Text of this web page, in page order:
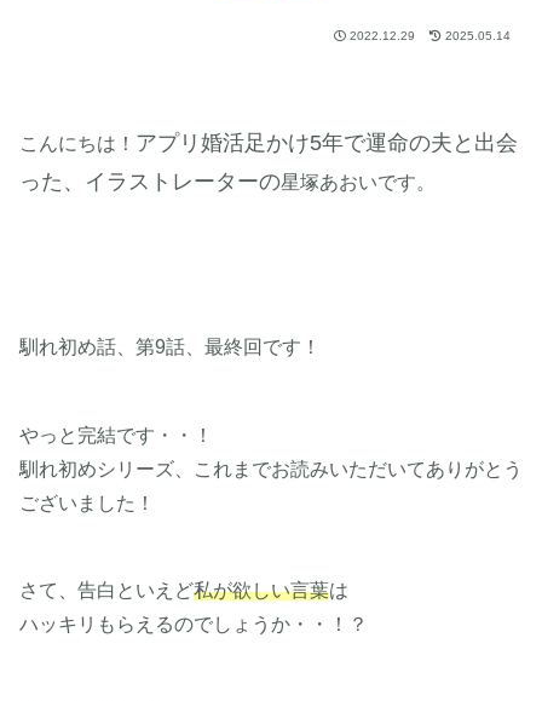
2022.12.29 2025.05.14
こんにちは！ アプリ婚活足かけ5年で運命の夫と出会
った、イラストレーターの星塚あおいです。
馴れ初め話、第9話、最終回です！
やっと完結です・・！
馴れ初めシリーズ、これまでお読みいただいてありがとう
ございました！
さて、告白といえど私が欲しい言葉は
ハッキリもらえるのでしょうか・・！？